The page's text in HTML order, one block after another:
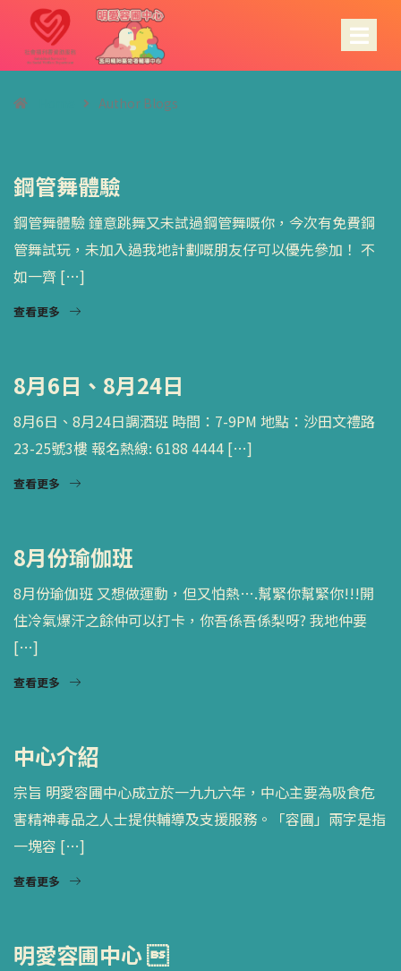
Author Blogs
鋼管舞體驗
鋼管舞體驗 鐘意跳舞又未試過鋼管舞嘅你，今次有免費鋼
管舞試玩，未加入過我地計劃嘅朋友仔可以優先參加！ 不
如一齊 […]
查看更多
8月6日、8月24日
8月6日、8月24日調酒班 時間：7-9PM 地點：沙田文禮路
23-25號3樓 報名熱線: 6188 4444 […]
查看更多
8月份瑜伽班
8月份瑜伽班 又想做運動，但又怕熱….幫緊你幫緊你!!!開
住冷氣爆汗之餘仲可以打卡，你吾係吾係梨呀? 我地仲要
[…]
查看更多
中心介紹
宗旨 明愛容圃中心成立於一九九六年，中心主要為吸食危
害精神毒品之人士提供輔導及支援服務。「容圃」兩字是指
一塊容 […]
查看更多
明愛容圃中心 